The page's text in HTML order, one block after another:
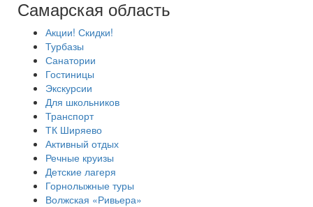
Самарская область
Акции! Скидки!
Турбазы
Санатории
Гостиницы
Экскурсии
Для школьников
Транспорт
ТК Ширяево
Активный отдых
Речные круизы
Детские лагеря
Горнолыжные туры
Волжская «Ривьера»